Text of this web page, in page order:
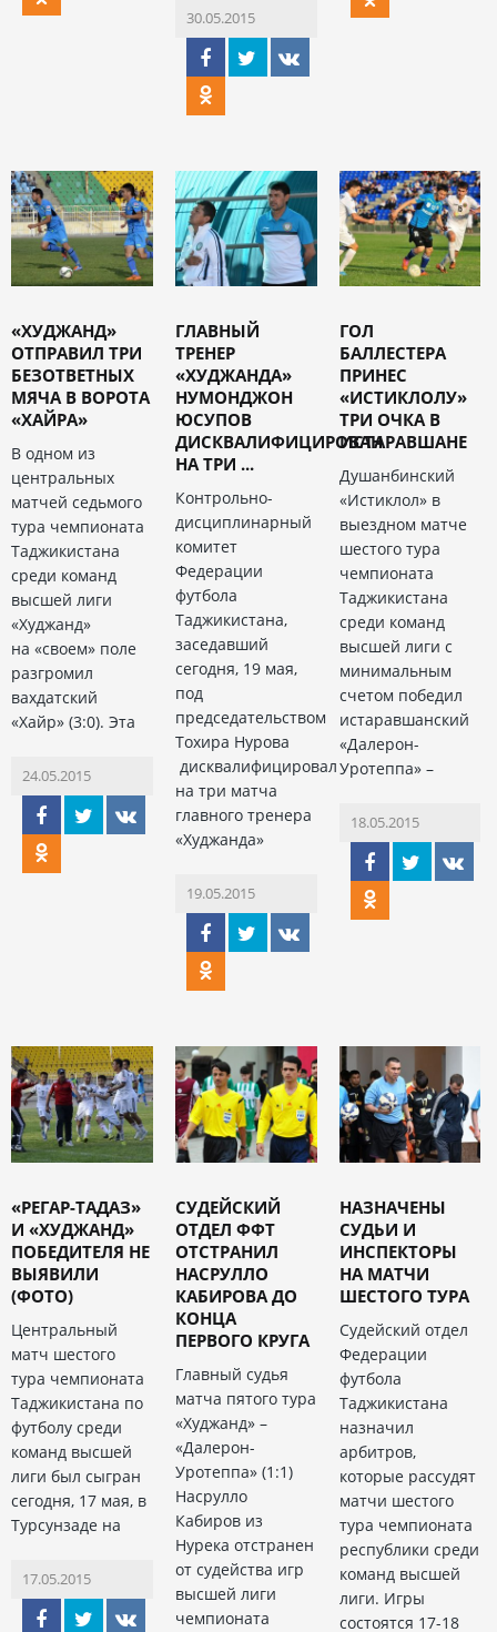
30.05.2015
«ХУДЖАНД»
ОТПРАВИЛ ТРИ
БЕЗОТВЕТНЫХ
МЯЧА В ВОРОТА
«ХАЙРА»
В одном из
центральных
матчей седьмого
тура чемпионата
Таджикистана
среди команд
высшей лиги
«Худжанд»
на «своем» поле
разгромил
вахдатский
«Хайр» (3:0). Эта
24.05.2015
ГЛАВНЫЙ
ТРЕНЕР
«ХУДЖАНДА»
НУМОНДЖОН
ЮСУПОВ
ДИСКВАЛИФИЦИРОВАН
НА ТРИ ...
Контрольно-
дисциплинарный
комитет
Федерации
футбола
Таджикистана,
заседавший
сегодня, 19 мая,
под
председательством
Тохира Нурова
дисквалифицировал
на три матча
главного тренера
«Худжанда»
19.05.2015
ГОЛ
БАЛЛЕСТЕРА
ПРИНЕС
«ИСТИКЛОЛУ»
ТРИ ОЧКА В
ИСТАРАВШАНЕ
Душанбинский
«Истиклол» в
выездном матче
шестого тура
чемпионата
Таджикистана
среди команд
высшей лиги с
минимальным
счетом победил
истаравшанский
«Далерон-
Уротеппа» –
18.05.2015
«РЕГАР-ТАДАЗ»
И «ХУДЖАНД»
ПОБЕДИТЕЛЯ НЕ
ВЫЯВИЛИ
(ФОТО)
Центральный
матч шестого
тура чемпионата
Таджикистана по
футболу среди
команд высшей
лиги был сыгран
сегодня, 17 мая, в
Турсунзаде на
17.05.2015
СУДЕЙСКИЙ
ОТДЕЛ ФФТ
ОТСТРАНИЛ
НАСРУЛЛО
КАБИРОВА ДО
КОНЦА
ПЕРВОГО КРУГА
Главный судья
матча пятого тура
«Худжанд» –
«Далерон-
Уротеппа» (1:1)
Насрулло
Кабиров из
Нурека отстранен
от судейства игр
высшей лиги
чемпионата
НАЗНАЧЕНЫ
СУДЬИ И
ИНСПЕКТОРЫ
НА МАТЧИ
ШЕСТОГО ТУРА
Судейский отдел
Федерации
футбола
Таджикистана
назначил
арбитров,
которые рассудят
матчи шестого
тура чемпионата
республики среди
команд высшей
лиги. Игры
состоятся 17-18